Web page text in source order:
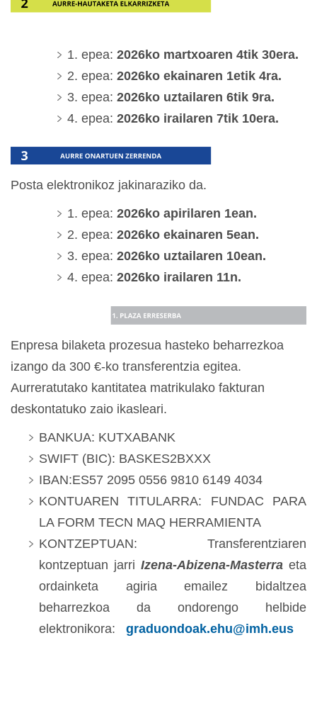
1. epea: 2026ko martxoaren 4tik 30era.
2. epea: 2026ko ekainaren 1etik 4ra.
3. epea: 2026ko uztailaren 6tik 9ra.
4. epea: 2026ko irailaren 7tik 10era.
Posta elektronikoz jakinaraziko da.
1. epea: 2026ko apirilaren 1ean.
2. epea: 2026ko ekainaren 5ean.
3. epea: 2026ko uztailaren 10ean.
4. epea: 2026ko irailaren 11n.
Enpresa bilaketa prozesua hasteko beharrezkoa
izango da 300 €-ko transferentzia egitea.
Aurreratutako kantitatea matrikulako fakturan
deskontatuko zaio ikasleari.
BANKUA: KUTXABANK
SWIFT (BIC): BASKES2BXXX
IBAN:ES57 2095 0556 9810 6149 4034
KONTUAREN TITULARRA: FUNDAC PARA
LA FORM TECN MAQ HERRAMIENTA
KONTZEPTUAN: Transferentziaren
kontzeptuan jarri Izena-Abizena-Masterra eta
ordainketa agiria emailez bidaltzea
beharrezkoa da ondorengo helbide
elektronikora: graduondoak.ehu@imh.eus